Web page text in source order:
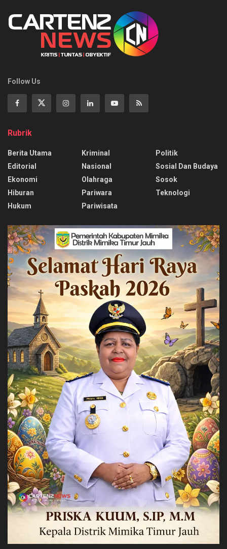
Follow Us
Rubrik
Berita Utama
Editorial
Ekonomi
Hiburan
Hukum
Kriminal
Nasional
Olahraga
Pariwara
Pariwisata
Politik
Sosial Dan Budaya
Sosok
Teknologi